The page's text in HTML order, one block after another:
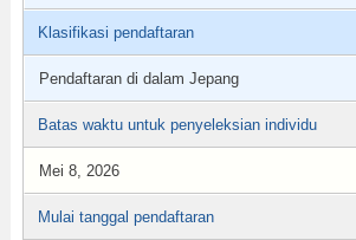
Klasifikasi pendaftaran
Pendaftaran di dalam Jepang
Batas waktu untuk penyeleksian individu
Mei 8, 2026
Mulai tanggal pendaftaran